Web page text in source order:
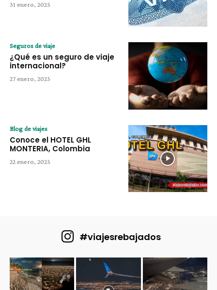
31 enero, 2025
Seguros de viaje
¿Qué es un seguro de viaje
internacional?
27 enero, 2025
Blog de viajes
Conoce el HOTEL GHL
MONTERIA, Colombia
22 enero, 2025
#viajesrebajados